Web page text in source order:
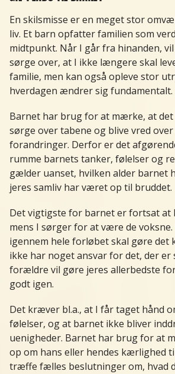
En skilsmisse er en meget stor
liv. Et barn opfatter familien som
midtpunkt. Når I går fra hinanden,
sørge over, at I ikke længere skal
familie, men kan også opleve stor
hverdagen ændrer sig fundamentalt.
Barnet har brug for at mærke, at
sørge over tabene og blive vred over
forandringer. Derfor er det
rumme barnets tanker, følelser og
gælder uanset, hvilken alder barnet
jeres samliv har været op til bruddet.
Det vigtigste for barnet er fortsat at
mens I sørger for at være de voksne.
igennem hele forløbet skal gøre det
ikke har noget ansvar for det, der er
forældre vil gøre jeres allerbedste
godt igen.
Det kræver bl.a., at I får taget hånd
følelser, og at barnet ikke bliver
uenigheder. Barnet har brug for at
op om hans eller hendes kærlighed
træffe fælles beslutninger om, hvad